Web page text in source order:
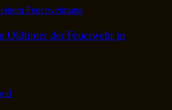
Oldtimer der Feuerwehr in